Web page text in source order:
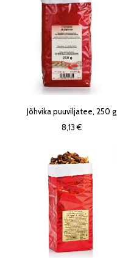
Jõhvika puuviljatee, 250 g
8,13 €